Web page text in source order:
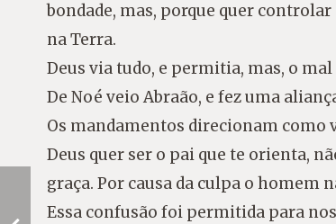
bondade, mas, porque quer
na Terra.
Deus via tudo, e permitia, mas, o
De Noé veio Abraão, e fez uma
Os mandamentos direcionam como
Deus quer ser o pai que te orienta,
graça. Por causa da culpa o homem
Essa confusão foi permitida para